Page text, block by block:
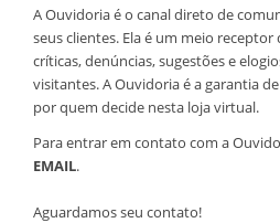
A Ouvidoria é o canal direto de
seus clientes. Ela é um meio receptor
críticas, denúncias, sugestões e
visitantes. A Ouvidoria é a garantia
por quem decide nesta loja virtual.
Para entrar em contato com a
EMAIL.
Aguardamos seu contato!